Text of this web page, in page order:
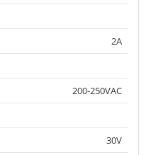
2A
200-250VAC
30V